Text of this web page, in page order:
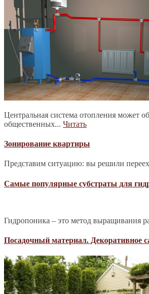
Центральная система отопления может
общественных... Читать
Зонирование квартиры
Представим ситуацию: вы решили
Самые популярные субстраты для
Гидропоника – это метод выращивания
Посадочный материал. Декоративное